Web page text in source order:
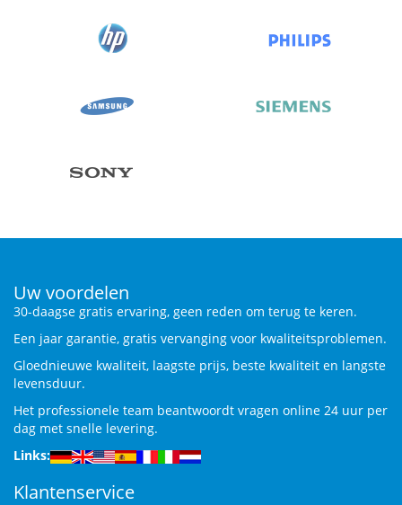
Uw voordelen
30-daagse gratis ervaring, geen reden om terug te keren.
Een jaar garantie, gratis vervanging voor kwaliteitsproblemen.
Gloednieuwe kwaliteit, laagste prijs, beste kwaliteit en langste
levensduur.
Het professionele team beantwoordt vragen online 24 uur per
dag met snelle levering.
Links:
Klantenservice